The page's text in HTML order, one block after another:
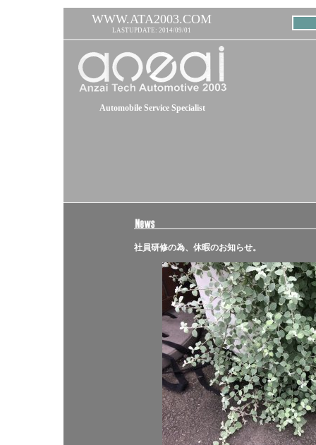
WWW.ATA2003.COM
LASTUPDATE: 2014/09/01
Automobile Service Specialist
社員研修の為、休暇のお知らせ。